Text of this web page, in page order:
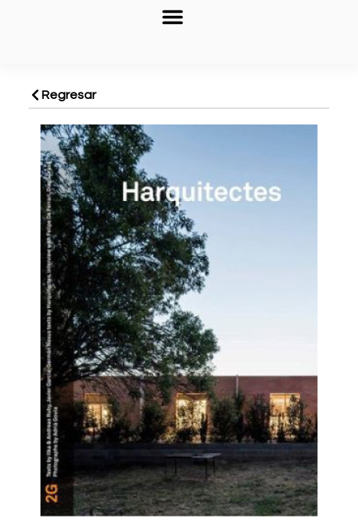
Regresar